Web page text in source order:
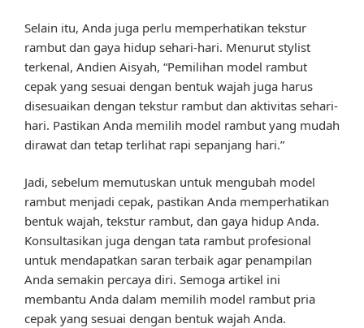
Selain itu, Anda juga perlu memperhatikan tekstur
rambut dan gaya hidup sehari-hari. Menurut stylist
terkenal, Andien Aisyah, “Pemilihan model rambut
cepak yang sesuai dengan bentuk wajah juga harus
disesuaikan dengan tekstur rambut dan aktivitas sehari-
hari. Pastikan Anda memilih model rambut yang mudah
dirawat dan tetap terlihat rapi sepanjang hari.”
Jadi, sebelum memutuskan untuk mengubah model
rambut menjadi cepak, pastikan Anda memperhatikan
bentuk wajah, tekstur rambut, dan gaya hidup Anda.
Konsultasikan juga dengan tata rambut profesional
untuk mendapatkan saran terbaik agar penampilan
Anda semakin percaya diri. Semoga artikel ini
membantu Anda dalam memilih model rambut pria
cepak yang sesuai dengan bentuk wajah Anda.